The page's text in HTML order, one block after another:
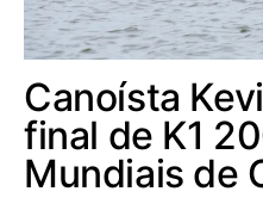
Canoísta
final de K1
Mundiais de